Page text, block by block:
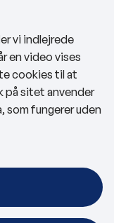
vi indlejrede
en video vises
cookies til at
på sitet anvender
som fungerer uden